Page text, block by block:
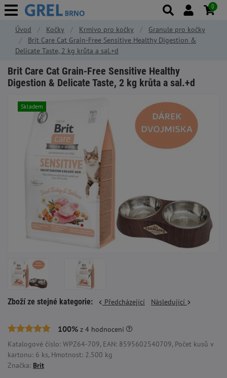
Úvod Kočky Krmivo pro kočky
Granule pro kočky
Brit Care Cat Grain-Free Sensitive Healthy Digestion &
Delicate Taste, 2 kg krůta a sal.+d
Brit Care Cat Grain-Free Sensitive Healthy
Digestion & Delicate Taste, 2 kg krůta a sal.+d
Skladem
Zboží ze stejné kategorie: Předcházející Následující
100% z 4 hodnocení
Katalogové číslo: WPZ64-709, EAN: 8595602540709, Počet kusů v
kartonu: 6 ks, Hmotnost: 2.500 kg
Značka: Brit
0